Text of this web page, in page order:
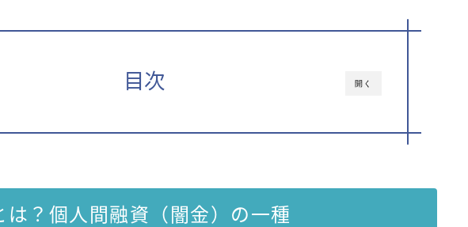
開く
目次
は？個人間融資（闇金）の一種